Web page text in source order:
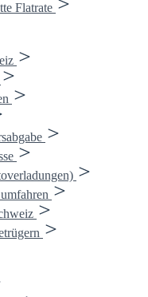
Flatrate